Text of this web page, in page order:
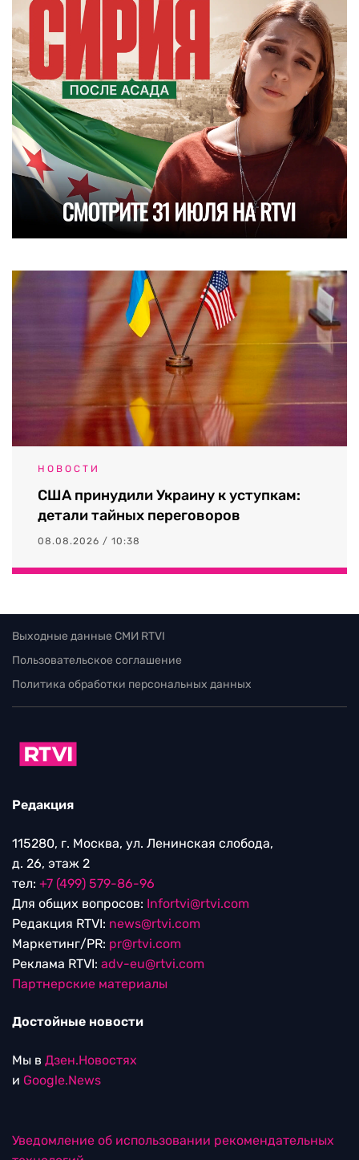
НОВОСТИ
США принудили Украину к уступкам:
детали тайных переговоров
08.08.2026 / 10:38
Выходные данные СМИ RTVI
Пользовательское соглашение
Политика обработки персональных данных
Редакция
115280, г. Москва, ул. Ленинская слобода,
д. 26, этаж 2
тел: +7 (499) 579-86-96
Для общих вопросов: Infortvi@rtvi.com
Редакция RTVI: news@rtvi.com
Маркетинг/PR: pr@rtvi.com
Реклама RTVI: adv-eu@rtvi.com
Партнерские материалы
Достойные новости
Мы в Дзен.Новостях
и Google.News
Уведомление об использовании рекомендательных